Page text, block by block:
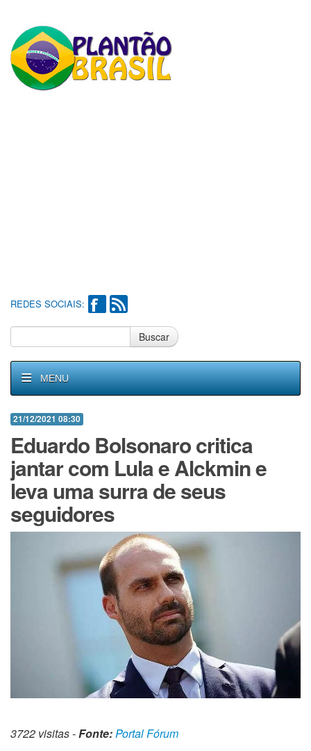
REDES SOCIAIS:
Buscar
MENU
21/12/2021 08:30
Eduardo Bolsonaro critica
jantar com Lula e Alckmin e
leva uma surra de seus
seguidores
3722 visitas -Fonte:Portal Fórum